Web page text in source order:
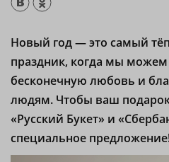
Новый год — это самый
праздник, когда мы
бесконечную любовь и
людям. Чтобы ваш подарок
«Русский Букет» и
специальное